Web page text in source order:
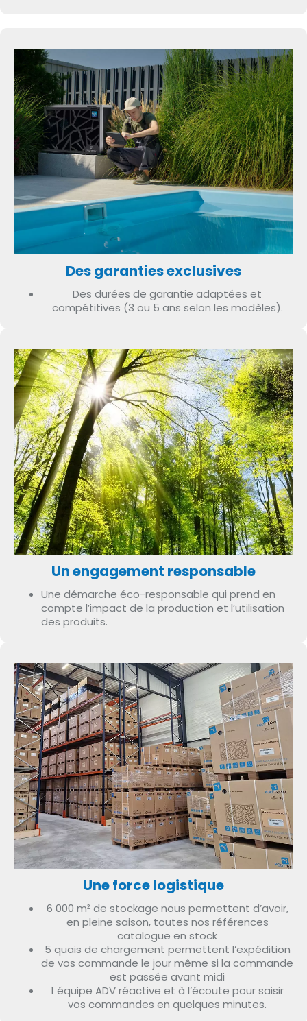
Des garanties exclusives
Des durées de garantie adaptées et
compétitives (3 ou 5 ans selon les modèles).
Un engagement responsable
Une démarche éco-responsable qui prend en
compte l’impact de la production et l’utilisation
des produits.
Une force logistique
6 000 m² de stockage nous permettent d’avoir,
en pleine saison, toutes nos références
catalogue en stock
5 quais de chargement permettent l’expédition
de vos commande le jour même si la commande
est passée avant midi
1 équipe ADV réactive et à l’écoute pour saisir
vos commandes en quelques minutes.